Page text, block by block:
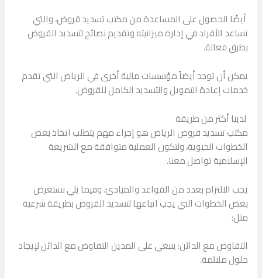
أيضًا الحصول على المساعدة من مكتب تسديد قروض، والتي
تساعد الأفراد في إدارة ميزانيته وتقديم نصائح لتسديد القروض
بطرق فعالة.
يمكن أن توجد أيضاً مؤسسات مالية أخرى في الرياض التي تقدم
خدمات إعادة التمويل والتسديد الكامل للقروض.
لدينا أكثر من طريقة
مكتب تسديد قروض الرياض هو إجراء مهم يتطلب اتخاذ بعض
الخطوات الحيوية، ولتكون العملية متوافقة مع الشريعة
الإسلامية تواصل معنا.
يجب الالتزام بعدد من القواعد والمبادئ. وفيما يلي نستعرض
بعض الخطوات التي يجب اتباعها لتسديد القروض بطريقة شرعية
مثل:
التفاوض مع الدائن: ينبغي على المدين التفاوض مع الدائن لإيجاد
حلول ملائمة.